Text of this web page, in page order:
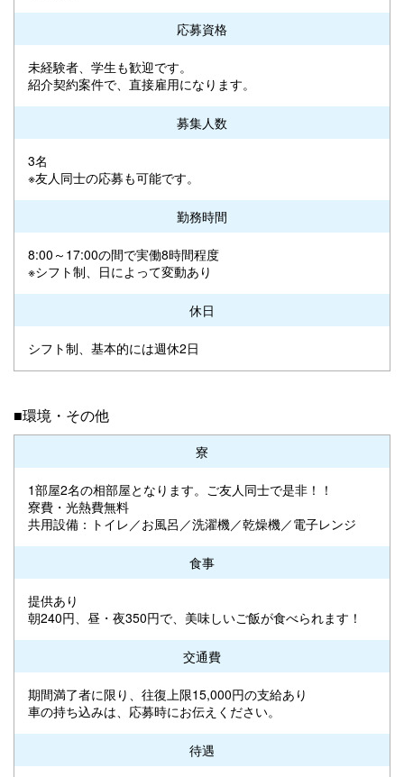
応募資格
未経験者、学生も歓迎です。
紹介契約案件で、直接雇用になります。
募集人数
3名
※友人同士の応募も可能です。
勤務時間
8:00～17:00の間で実働8時間程度
※シフト制、日によって変動あり
休日
シフト制、基本的には週休2日
■環境・その他
寮
1部屋2名の相部屋となります。ご友人同士で是非！！
寮費・光熱費無料
共用設備：トイレ／お風呂／洗濯機／乾燥機／電子レンジ
食事
提供あり
朝240円、昼・夜350円で、美味しいご飯が食べられます！
交通費
期間満了者に限り、往復上限15,000円の支給あり
車の持ち込みは、応募時にお伝えください。
待遇